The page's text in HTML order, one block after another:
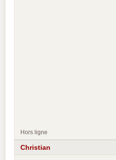
Hors ligne
Christian